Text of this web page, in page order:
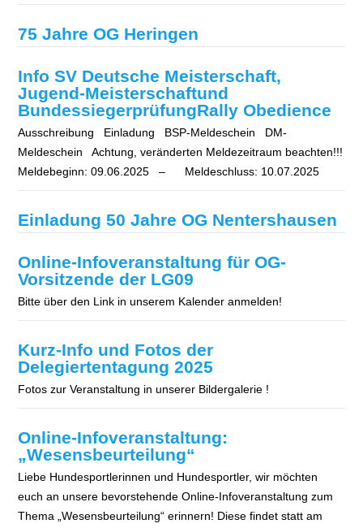
75 Jahre OG Heringen
Info SV Deutsche Meisterschaft,
Jugend-Meisterschaftund
BundessiegerprüfungRally Obedience
Ausschreibung Einladung BSP-Meldeschein DM-
Meldeschein Achtung, veränderten Meldezeitraum beachten!!!
Meldebeginn: 09.06.2025 – Meldeschluss: 10.07.2025
Einladung 50 Jahre OG Nentershausen
Online-Infoveranstaltung für OG-
Vorsitzende der LG09
Bitte über den Link in unserem Kalender anmelden!
Kurz-Info und Fotos der
Delegiertentagung 2025
Fotos zur Veranstaltung in unserer Bildergalerie !
Online-Infoveranstaltung:
„Wesensbeurteilung“
Liebe Hundesportlerinnen und Hundesportler, wir möchten
euch an unsere bevorstehende Online-Infoveranstaltung zum
Thema „Wesensbeurteilung“ erinnern! Diese findet statt am